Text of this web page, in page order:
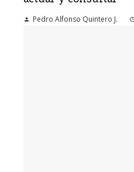
Pedro Alfonso Quintero J.